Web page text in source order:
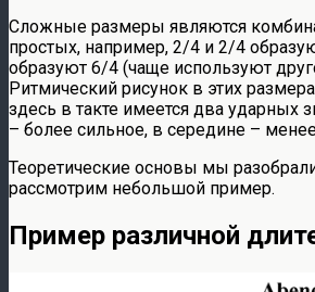
Сложные размеры являются
простых, например, 2/4 и 2/4
образуют 6/4 (чаще используют
Ритмический рисунок в этих
здесь в такте имеется два ударных
– более сильное, в середине –
Теоретические основы мы
рассмотрим небольшой пример.
Пример различной